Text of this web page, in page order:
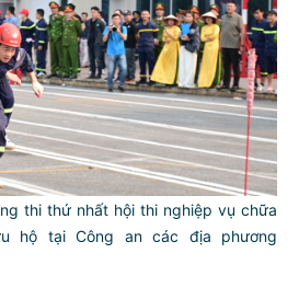
thi thứ nhất hội thi nghiệp vụ chữa
hộ tại Công an các địa phương